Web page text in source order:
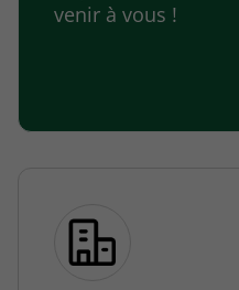
venir à vous !